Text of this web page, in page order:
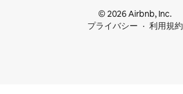
© 2026 Airbnb, Inc.
プライバシー
利用規約